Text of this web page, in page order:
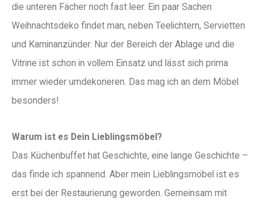
die unteren Fächer noch fast leer. Ein paar Sachen
Weihnachtsdeko findet man, neben Teelichtern, Servietten
und Kaminanzünder. Nur der Bereich der Ablage und die
Vitrine ist schon in vollem Einsatz und lässt sich prima
immer wieder umdekorieren. Das mag ich an dem Möbel
besonders!
Warum ist es Dein Lieblingsmöbel?
Das Küchenbuffet hat Geschichte, eine lange Geschichte –
das finde ich spannend. Aber mein Lieblingsmöbel ist es
erst bei der Restaurierung geworden. Gemeinsam mit